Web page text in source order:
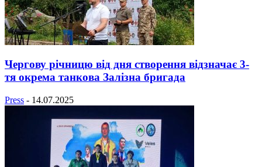
Чергову річницю від дня створення відзначає 3-
тя окрема танкова Залізна бригада
Press - 14.07.2025